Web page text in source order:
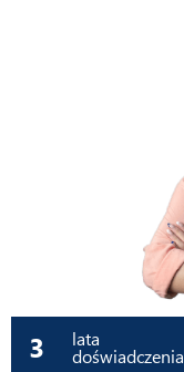
3 lata
doświadczenia